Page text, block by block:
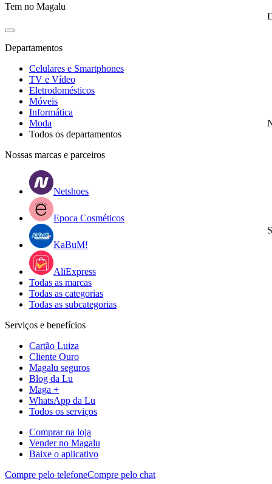
Tem no Magalu
Departamentos
Celulares e Smartphones
TV e Vídeo
Eletrodomésticos
Móveis
Informática
Moda
Todos os departamentos
Nossas marcas e parceiros
Netshoes
Epoca Cosméticos
KaBuM!
AliExpress
Todas as marcas
Todas as categorias
Todas as subcategorias
Serviços e benefícios
Cartão Luiza
Cliente Ouro
Magalu seguros
Blog da Lu
Maga +
WhatsApp da Lu
Todos os serviços
Comprar na loja
Vender no Magalu
Baixe o aplicativo
Compre pelo telefoneCompre pelo chat